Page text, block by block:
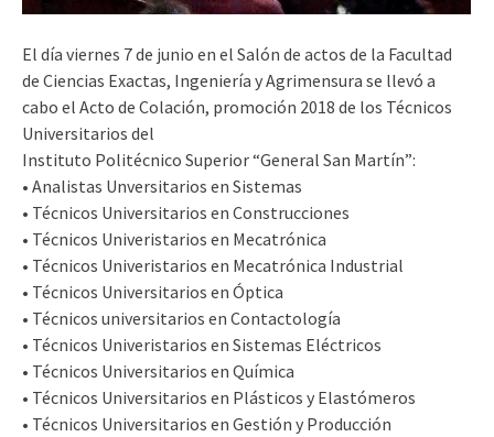
El día viernes 7 de junio en el Salón de actos de la Facultad
de Ciencias Exactas, Ingeniería y Agrimensura se llevó a
cabo el Acto de Colación, promoción 2018 de los Técnicos
Universitarios del
Instituto Politécnico Superior “General San Martín”:
• Analistas Unversitarios en Sistemas
• Técnicos Universitarios en Construcciones
• Técnicos Univeristarios en Mecatrónica
• Técnicos Univeristarios en Mecatrónica Industrial
• Técnicos Universitarios en Óptica
• Técnicos universitarios en Contactología
• Técnicos Univeristarios en Sistemas Eléctricos
• Técnicos Universitarios en Química
• Técnicos Universitarios en Plásticos y Elastómeros
• Técnicos Universitarios en Gestión y Producción